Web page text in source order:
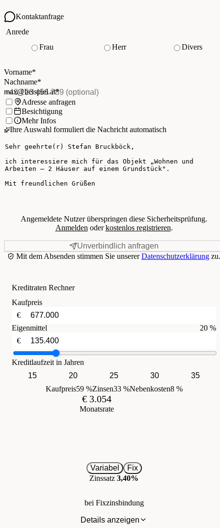
Kontaktanfrage
Ihre Kontaktdaten
Anrede
Frau
Herr
Divers
Vorname*
Nachname
Nachname*
E-Mail*(Pflichtfeld)
max@beispiel.at*
Telefon(optional)
Ich möchte:Adresse anfragen
Besichtigung
Mehr Infos
Ihre Auswahl formuliert die Nachricht automatisch
Ihre Nachricht
Angemeldete Nutzer überspringen diese Sicherheitsprüfung.
Anmelden oderkostenlos registrieren.
Unverbindlich anfragen
Mit dem Absenden stimmen Sie unsererDatenschutzerklärung zu.
Kreditraten Rechner
Kaufpreis
€
Eigenmittel
20 %
€
Kreditlaufzeit in Jahren
15
20 25 30
35
Kaufpreis59 %Zinsen33 %Nebenkosten8 %
€ 3.054
Monatsrate
Variabel
Fix
Zinssatz 3,40%
bei Fixzinsbindung
Details anzeigen